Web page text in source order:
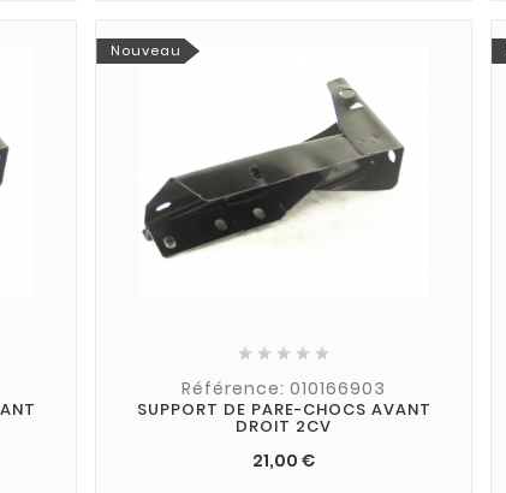
Nouveau
    
Référence: 010166903
SUPPORT DE PARE-CHOCS AVANT
DROIT 2CV
21,00 €